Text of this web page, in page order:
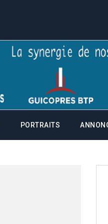
PORTRAITS